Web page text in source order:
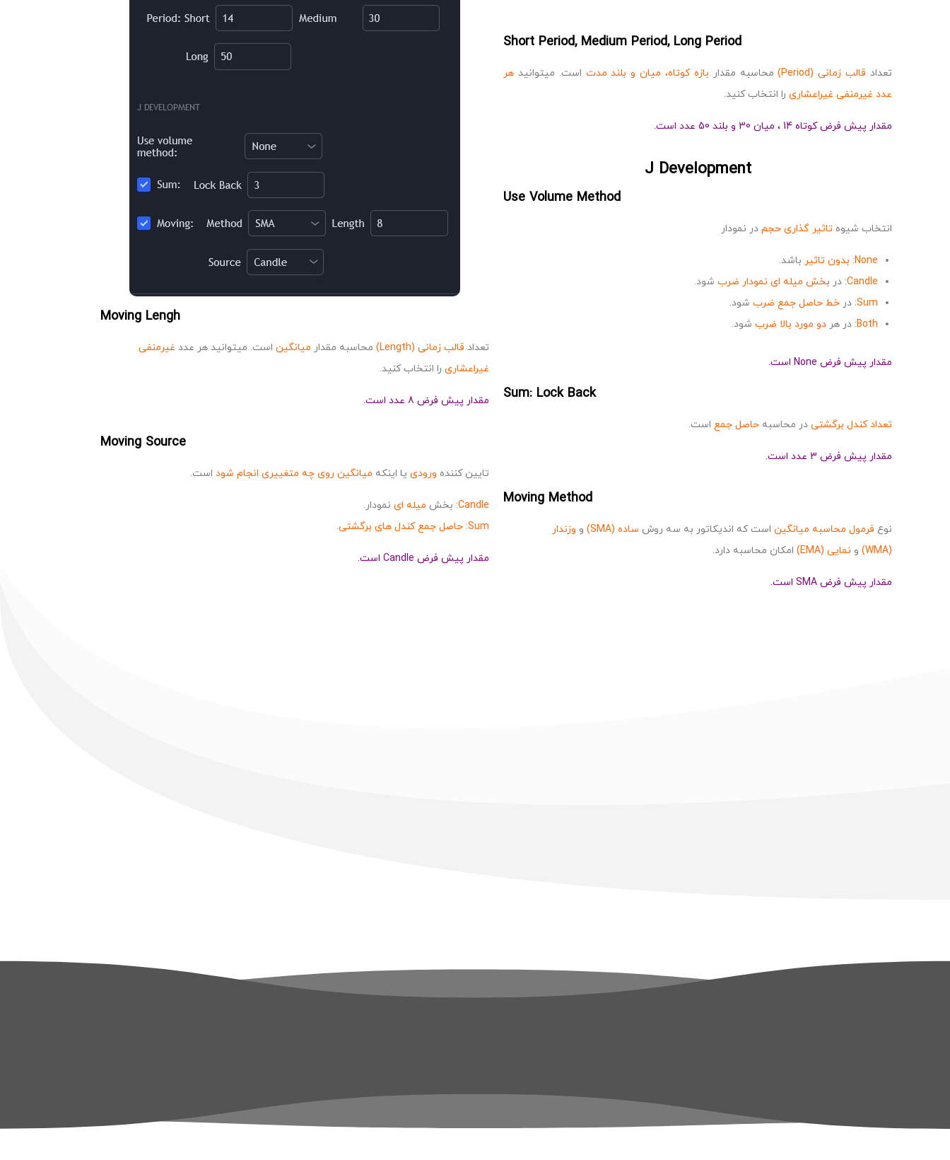
Short Period, Medium Period, Long Period
تعداد قالب زمانی (Period) محاسبه مقدار بازه کوتاه، میان و بلند مدت است. میتوانید هر
عدد غیرمنفی غیراعشاری را انتخاب کنید.
مقدار پیش فرض کوتاه 14 ، میان 30 و بلند 50 عدد است.
J Development
Use Volume Method
انتخاب شیوه تاثیر گذاری حجم در نمودار
None
: بدون تاثیر باشد.
Candle: در بخش میله ای نمودار ضرب شود.
Sum: در خط حاصل جمع ضرب شود.
Both: در هر دو مورد بالا ضرب شود.
مقدار پیش فرض None است.
Sum: Lock Back
تعداد کندل برگشتی در محاسبه حاصل جمع است.
مقدار پیش فرض 3 عدد است.
Moving Method
نوع فرمول محاسبه میانگین است که اندیکاتور به سه روش ساده (SMA) و وزندار
(WMA)
و نمایی (EMA) امکان محاسبه دارد.
مقدار پیش فرض SMA است.
Moving Lengh
تعداد قالب زمانی (Length) محاسبه مقدار میانگین است. میتوانید هر عدد غیرمنفی
غیراعشاری را انتخاب کنید.
مقدار پیش فرض 8 عدد است.
Moving Source
تایین کننده ورودی یا اینکه میانگین روی چه متغییری انجام شود است.
Candle: بخش میله ای نمودار.
Sum
: حاصل جمع کندل های برگشتی.
مقدار پیش فرض Candle است.